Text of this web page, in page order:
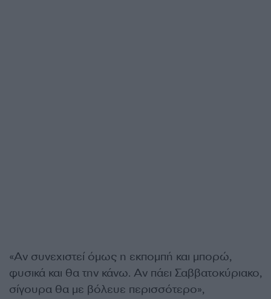
«Αν συνεχιστεί όμως η εκπομπή και μπορώ,
φυσικά και θα την κάνω. Αν πάει Σαββατοκύριακο,
σίγουρα θα με βόλευε περισσότερο»,